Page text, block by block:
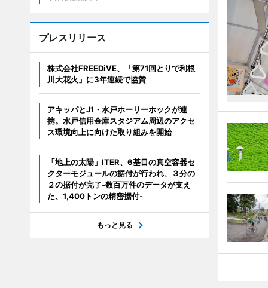
プレスリリース
株式会社FREEDiVE、「第71回とりで利根
川大花火」に3年連続で協賛
アキッパとJ1・水戸ホーリーホックが連
携。水戸信用金庫スタジアム周辺のアクセ
ス環境向上に向けた取り組みを開始
「地上の太陽」ITER、6基目の真空容器セ
クターモジュールの据付が行われ、３分の
２の据付が完了-数百万件のデータが支え
た、1,400トンの精密据付-
もっと見る